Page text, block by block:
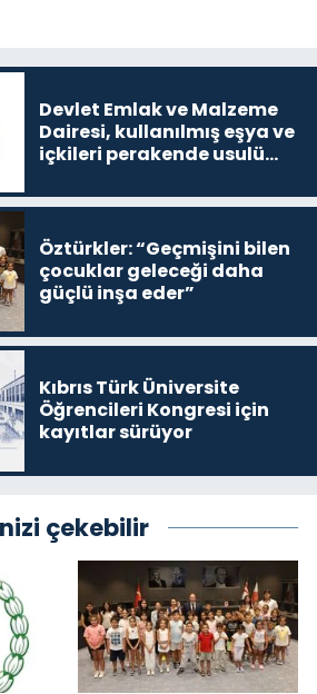
Devlet Emlak ve Malzeme
Dairesi, kullanılmış eşya ve
içkileri perakende usulü
Öztürkler: “Geçmişini bilen
çocuklar geleceği daha
güçlü inşa eder”
Kıbrıs Türk Üniversite
Öğrencileri Kongresi için
kayıtlar sürüyor
çekebilir